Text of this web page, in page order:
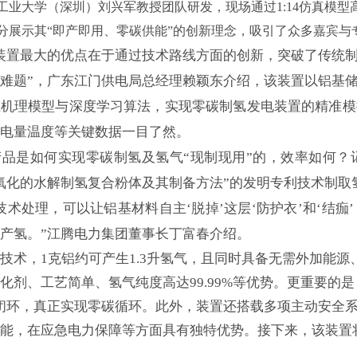
业大学（深圳）刘兴军教授团队研发，现场通过1:14仿真模
展示其“即产即用、零碳供能”的创新理念，吸引了众多嘉宾与
大的优点在于通过技术路线方面的创新，突破了传统
题”，广东江门供电局总经理赖颖东介绍，该装置以铝基
理模型与深度学习算法，实现零碳制氢发电装置的精准
量温度等关键数据一目了然。
如何实现零碳制氢及氢气“现制现用”的，效率如何？
化的水解制氢复合粉体及其制备方法”的发明专利技术制取
理，可以让铝基材料自主‘脱掉’这层‘防护衣’和‘结痂
氢。”江腾电力集团董事长丁富春介绍。
1克铝约可产生1.3升氢气，且同时具备无需外加能源
剂、工艺简单、氢气纯度高达99.99%等优势。更重要的
，真正实现零碳循环。此外，装置还搭载多项主动安全
，在应急电力保障等方面具有独特优势。接下来，该装